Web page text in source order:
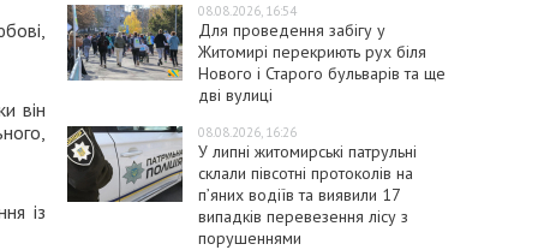
він
із
08.08.2026, 16:54
Для проведення забігу у
Житомирі перекриють рух біля
Нового і Старого бульварів та ще
дві вулиці
08.08.2026, 16:26
У липні житомирські патрульні
склали півсотні протоколів на
пʼяних водіїв та виявили 17
випадків перевезення лісу з
порушеннями